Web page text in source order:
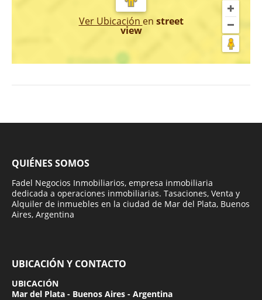
Ver Ubicación en street
view
QUIÉNES SOMOS
Fadel Negocios Inmobiliarios, empresa inmobiliaria
dedicada a operaciones inmobiliarias. Tasaciones, Venta y
Alquiler de inmuebles en la ciudad de Mar del Plata, Buenos
Aires, Argentina
UBICACIÓN Y CONTACTO
UBICACIÓN
Mar del Plata - Buenos Aires - Argentina